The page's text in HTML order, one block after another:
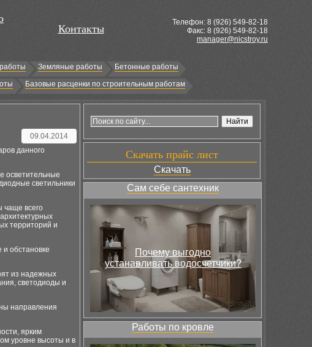
Контакты
Телефон: 8 (926) 549-82-18
Факс: 8 (926) 549-82-18
manager@nicstroy.ru
Земляные работы
Бетонные работы
Базовые расценки по строительным работам
09.04.2014
данного
осветительные
светильники
чаще всего
территорий и
обстановке
из надежных
светодиоды и
направления
ярким
уровне высоты и в
Скачать прайс лист
Скачать
Сам себе сантехник
Почему выгодно
устанавливать водосчетчики?
Работы по кровле